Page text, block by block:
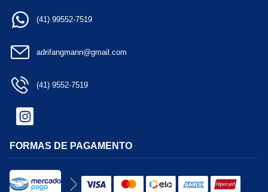
(41) 99552-7519
adrifangmann@gmail.com
(41) 9552-7519
FORMAS DE PAGAMENTO